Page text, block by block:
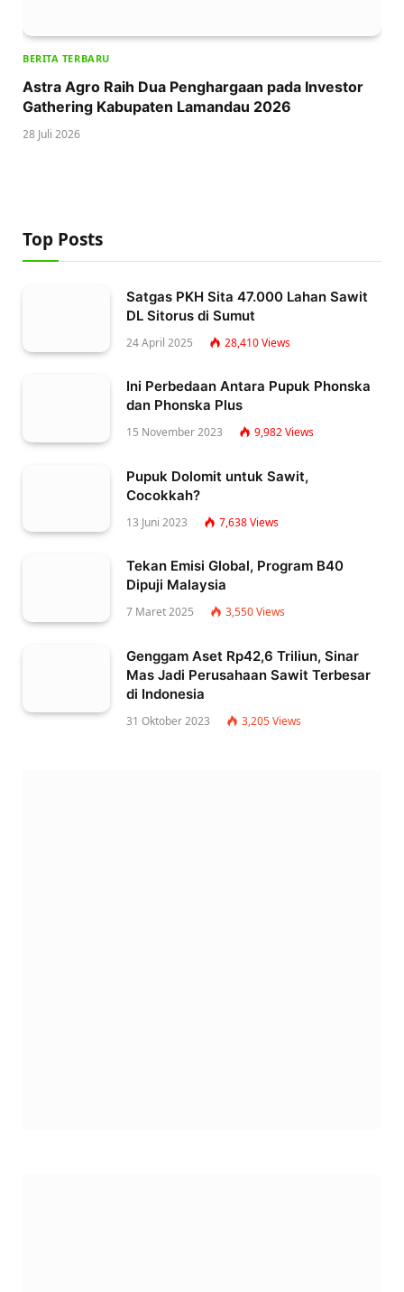
BERITA TERBARU
Astra Agro Raih Dua Penghargaan pada Investor
Gathering Kabupaten Lamandau 2026
28 Juli 2026
Top Posts
Satgas PKH Sita 47.000 Lahan Sawit
DL Sitorus di Sumut
24 April 2025 28,410Views
Ini Perbedaan Antara Pupuk Phonska
dan Phonska Plus
15 November 2023 9,982Views
Pupuk Dolomit untuk Sawit,
Cocokkah?
13 Juni 2023 7,638Views
Tekan Emisi Global, Program B40
Dipuji Malaysia
7 Maret 2025 3,550Views
Genggam Aset Rp42,6 Triliun, Sinar
Mas Jadi Perusahaan Sawit Terbesar
di Indonesia
31 Oktober 2023 3,205Views